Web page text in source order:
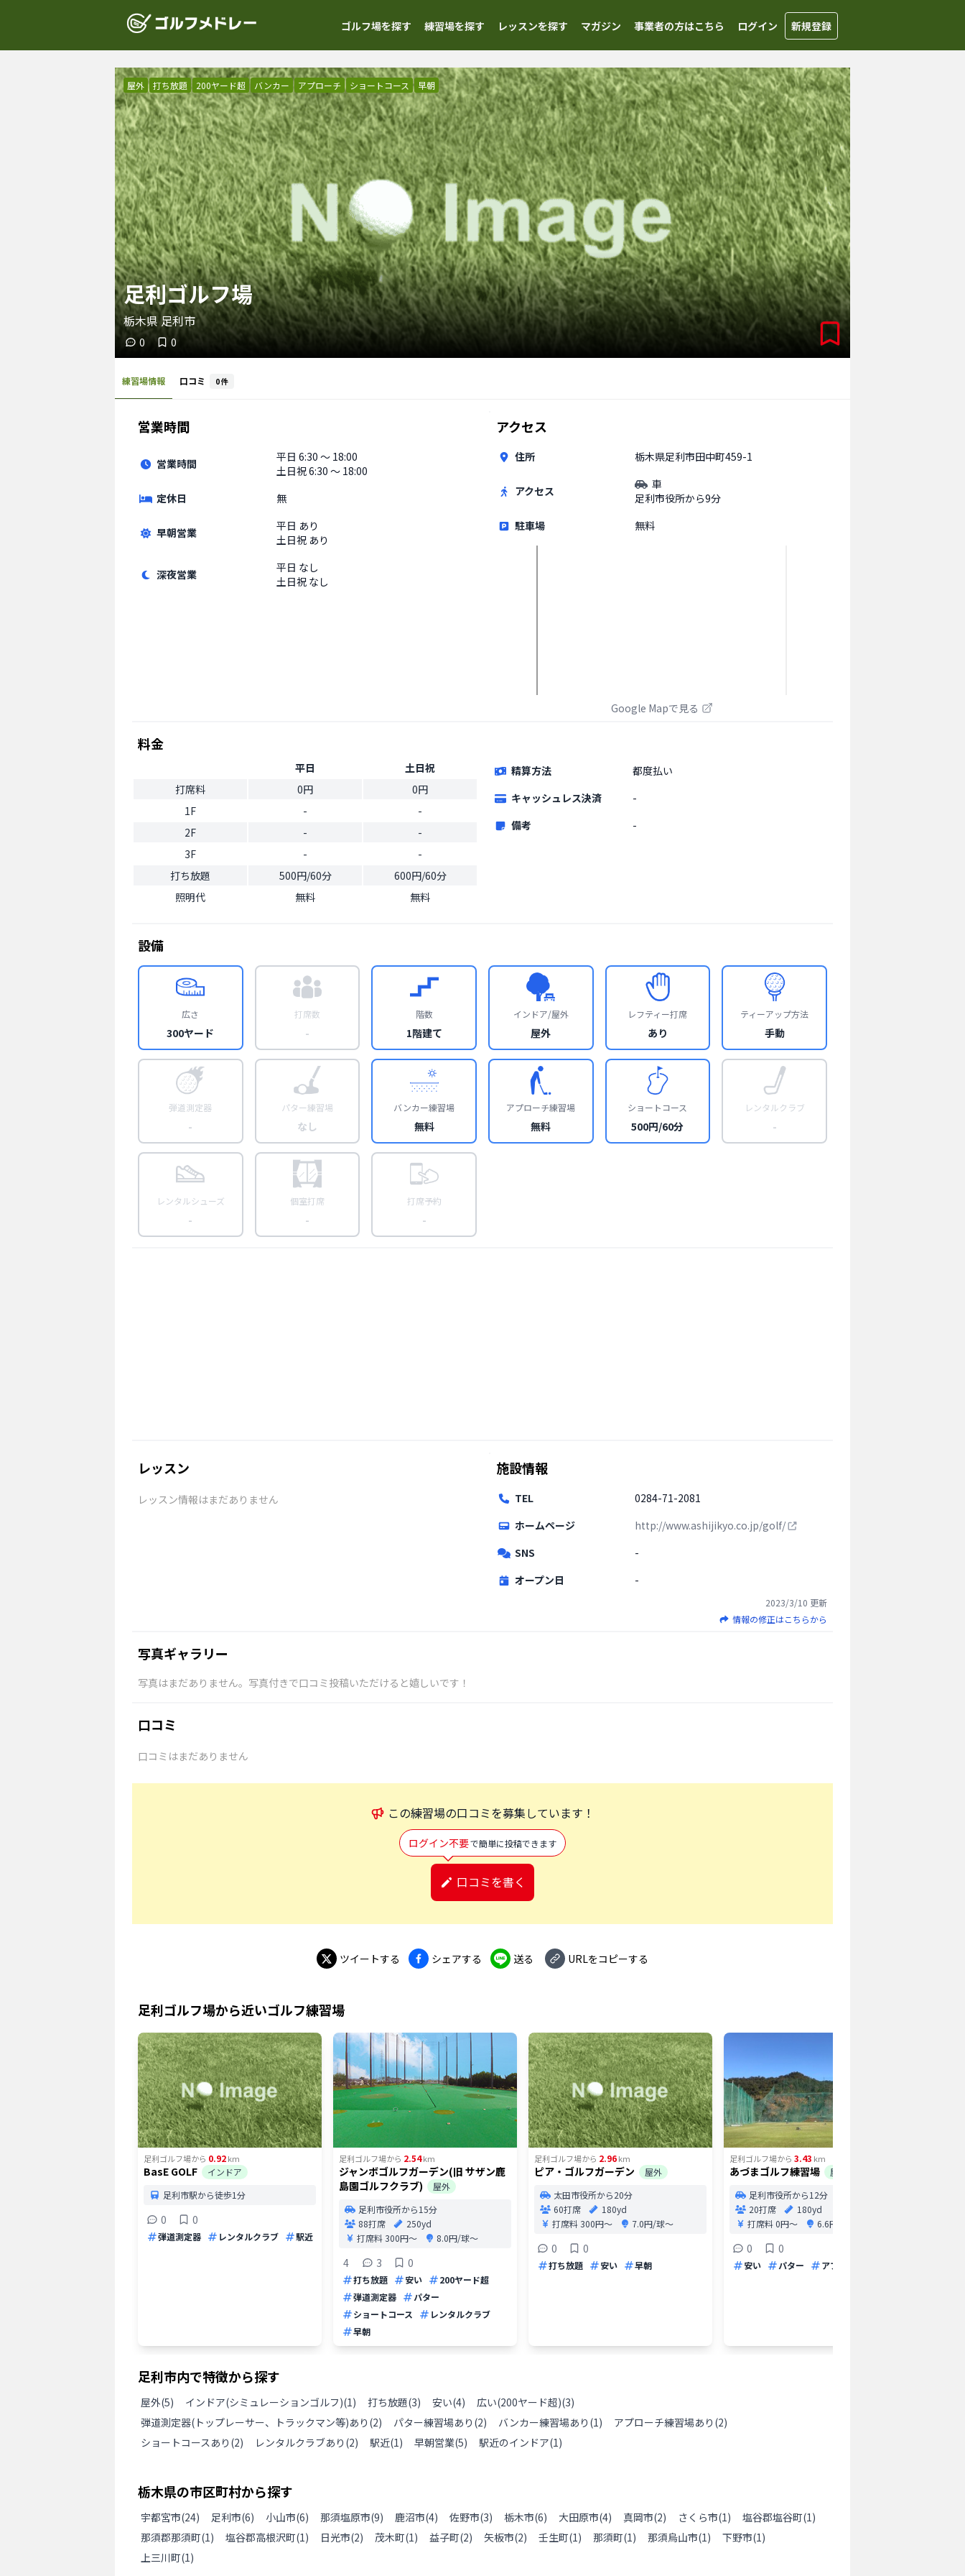
ゴルフ場を探す 練習場を探す レッスンを探す マガジン 事業者の方はこちら ログイン 新規登録
屋外 打ち放題 200ヤード超 バンカー アプローチ ショートコース 早朝
足利ゴルフ場
栃木県 足利市
0 0
練習場情報 口コミ 0件
営業時間
営業時間 平日 6:30 〜 18:00
土日祝6:30 〜 18:00
定休日
無
早朝営業 平日 あり
土日祝 あり
深夜営業 平日 なし
土日祝 なし
アクセス
住所 栃木県足利市田中町459-1
アクセス
車
足利市役所から9分
駐車場
無料
Google Mapで見る
料金
平日
土日祝
打席料
0円
0円
1F
-
-
2F
-
-
3F
-
-
打ち放題
500円/60分
600円/60分
照明代
無料 無料
精算方法
都度払い
キャッシュレス決済
-
備考
-
設備
広さ
300ヤード
打席数
-
階数
1階建て
インドア/屋外
屋外
レフティー打席
あり
ティーアップ方法
手動
弾道測定器
-
パター練習場
なし
バンカー練習場
無料
アプローチ練習場
無料
ショートコース
500円/60分
レンタルクラブ
-
レンタルシューズ
-
個室打席
-
打席予約
-
レッスン
レッスン情報はまだありません
施設情報
TEL
0284-71-2081
ホームページ
http://www.ashijikyo.co.jp/golf/
SNS
-
オープン日
-
2023/3/10 更新
情報の修正はこちらから
写真ギャラリー
写真はまだありません。写真付きで口コミ投稿いただけると嬉しいです！
口コミ
口コミはまだありません
この練習場の口コミを募集しています！
ログイン不要で簡単に投稿できます
口コミを書く
ツイートする シェアする 送る URLをコピーする
足利ゴルフ場から近いゴルフ練習場
足利ゴルフ場から 0.92km
BasE GOLF
インドア
足利市駅から徒歩1分
0 0
弾道測定器 レンタルクラブ 駅近
足利ゴルフ場から 2.54km
ジャンボゴルフガーデン(旧 サザン鹿
島園ゴルフクラブ)
屋外
足利市役所から15分
88打席
250yd
打席料300円〜 8.0円/球〜
4 3 0
打ち放題 安い
200ヤード超
弾道測定器
パター
ショートコース
レンタルクラブ
早朝
足利ゴルフ場から 2.96km
ピア・ゴルフガーデン
屋外
太田市役所から20分
60打席
180yd
打席料300円〜 7.0円/球〜
0 0
打ち放題 安い 早朝
足利ゴルフ場から 3.43 km
あづまゴルフ練習場
屋外
足利市役所から12分
20打席
180yd
打席料0円〜 6.6円/球〜
0 0
安い パター アプローチ
足利市内で特徴から探す
屋外(5) インドア(シミュレーションゴルフ)(1) 打ち放題(3) 安い(4) 広い(200ヤード超)(3)
弾道測定器(トップレーサー、トラックマン等)あり (2) パター練習場あり (2) バンカー練習場あり (1) アプローチ練習場あり (2)
ショートコースあり (2) レンタルクラブあり (2) 駅近(1) 早朝営業(5) 駅近のインドア(1)
栃木県の市区町村から探す
宇都宮市(24) 足利市(6) 小山市(6) 那須塩原市(9) 鹿沼市(4) 佐野市(3) 栃木市(6) 大田原市(4) 真岡市(2) さくら市(1) 塩谷郡塩谷町(1)
那須郡那須町(1) 塩谷郡高根沢町(1) 日光市(2) 茂木町(1) 益子町(2) 矢板市(2) 壬生町(1) 那須町(1) 那須烏山市(1) 下野市(1)
上三川町(1)